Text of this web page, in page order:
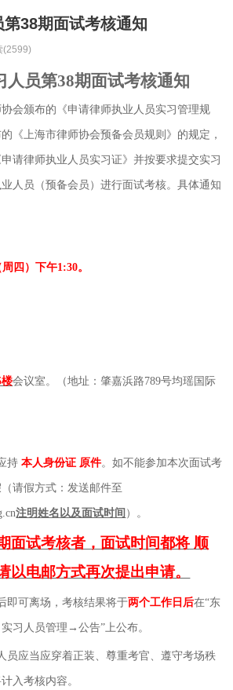
38期面试考核通知
(2599)
人员第38期面试考核通知
会颁布的《申请律师执业人员实习管理规
《上海市律师协会预备会员规则》的规定，
请律师执业人员实习证》并按要求提交实习
人员（预备会员）进行面试考核。具体通知
四 ）下午1:30。
楼会议室。 （地址：肇嘉浜路789号均瑶国际
持 本人身份证 原件。如不能参加本次面试考
请假方式：发送邮件至
注明姓名以及面试时间 ）。
面试考核者，面试时间都将 顺
以电邮方式再次提出申请。
即可离场 ，考核结果将于两个工作日 后在“东
习人员管理→公告”上公布。
员应当 应穿着正装、尊重考官、遵守考场秩
入考核内容。